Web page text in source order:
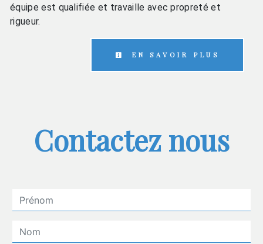
équipe est qualifiée et travaille avec propreté et
rigueur.
EN SAVOIR PLUS
Contactez nous